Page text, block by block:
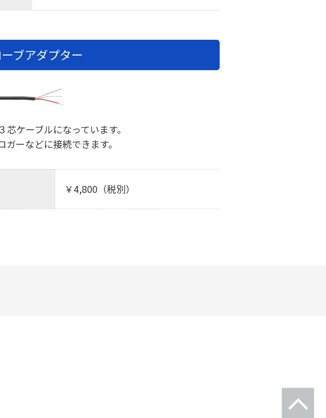
ブアダプター
ケーブルになっています。
ーなどに接続できます。
￥4,800（税別）